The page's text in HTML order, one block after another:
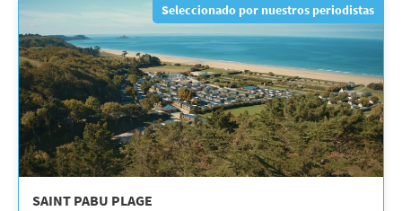
Seleccionado por nuestros periodistas
SAINT PABU PLAGE